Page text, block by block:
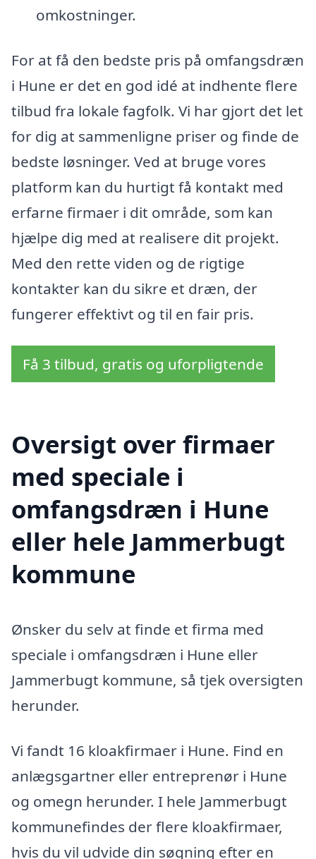
omkostninger.
For at få den bedste pris på omfangsdræn
i Hune er det en god idé at indhente flere
tilbud fra lokale fagfolk. Vi har gjort det let
for dig at sammenligne priser og finde de
bedste løsninger. Ved at bruge vores
platform kan du hurtigt få kontakt med
erfarne firmaer i dit område, som kan
hjælpe dig med at realisere dit projekt.
Med den rette viden og de rigtige
kontakter kan du sikre et dræn, der
fungerer effektivt og til en fair pris.
Få 3 tilbud, gratis og uforpligtende
Oversigt over firmaer
med speciale i
omfangsdræn i Hune
eller hele Jammerbugt
kommune
Ønsker du selv at finde et firma med
speciale i omfangsdræn i Hune eller
Jammerbugt kommune, så tjek oversigten
herunder.
Vi fandt 16 kloakfirmaer i Hune. Find en
anlægsgartner eller entreprenør i Hune
og omegn herunder. I hele Jammerbugt
kommunefindes der flere kloakfirmaer,
hvis du vil udvide din søgning efter en